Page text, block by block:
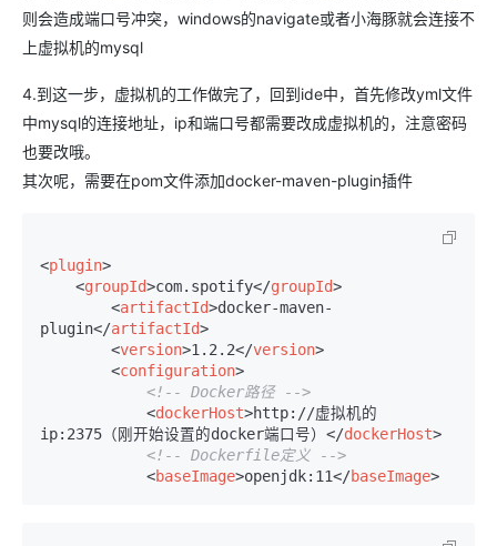
则会造成端口号冲突，windows的navigate或者小海豚就会连接不
上虚拟机的mysql
4.到这一步，虚拟机的工作做完了，回到ide中，首先修改yml文件
中mysql的连接地址，ip和端口号都需要改成虚拟机的，注意密码
也要改哦。
其次呢，需要在pom文件添加docker-maven-plugin插件
<plugin>
<groupId>com.spotify</groupId>
<artifactId>docker-maven-
plugin</artifactId>
<version>1.2.2</version>
<configuration>
<!-- Docker路径 -->
<dockerHost>http://虚拟机的
ip:2375（刚开始设置的docker端口号） </dockerHost>
<!-- Dockerfile定义 -->
<baseImage>openjdk:11</baseImage>